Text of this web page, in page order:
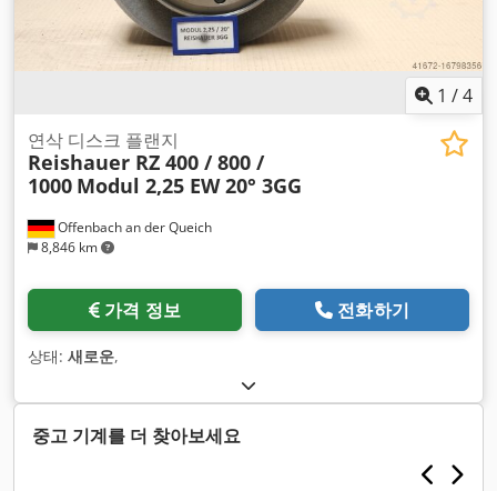
1 /4
Offenbach an der Queich
8,846 km
연삭 디스크 플랜지
Reishauer RZ 400 / 800 /
1000 Modul 2,25 EW 20° 3GG
가격 정보 전화하기
상태: 새로운,
중고 기계를 더 찾아보세요